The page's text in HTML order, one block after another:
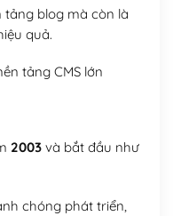
tảng blog mà còn là
quả.
tảng CMS lớn
2003và bắt đầu như
chóng phát triển,